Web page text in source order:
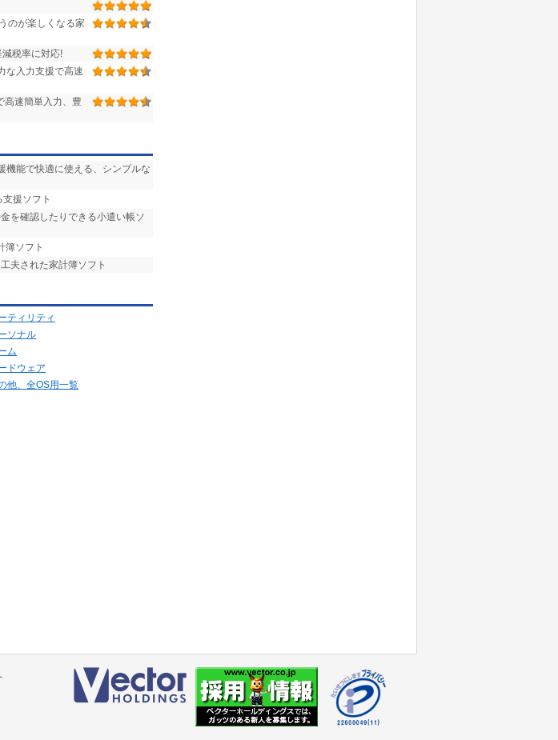
のが楽しくなる家
税率に対応!
な入力支援で高速
高速簡単入力、豊
機能で快適に使える、シンプルな
援ソフト
を確認したりできる小遣い帳ソ
簿ソフト
夫された家計簿ソフト
ティリティ
ソナル
ム
ドウェア
他、全OS用一覧